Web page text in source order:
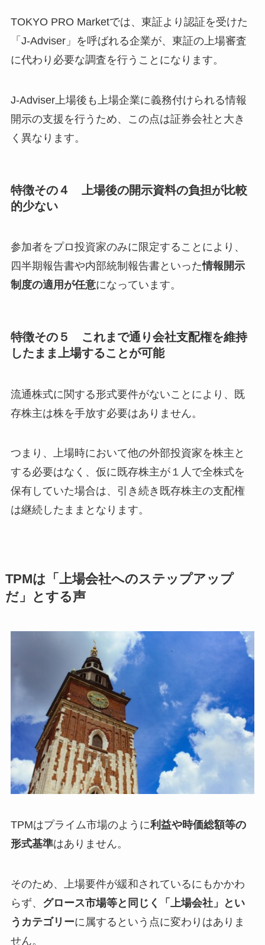
TOKYO PRO Marketでは、東証より認証を受けた
「J-Adviser」を呼ばれる企業が、東証の上場審査
に代わり必要な調査を行うことになります。
J-Adviser上場後も上場企業に義務付けられる情報
開示の支援を行うため、この点は証券会社と大き
く異なります。
特徴その４ 上場後の開示資料の負担が比較
的少ない
参加者をプロ投資家のみに限定することにより、
四半期報告書や内部統制報告書といった情報開示
制度の適用が任意になっています。
特徴その５ これまで通り会社支配権を維持
したまま上場することが可能
流通株式に関する形式要件がないことにより、既
存株主は株を手放す必要はありません。
つまり、上場時において他の外部投資家を株主と
する必要はなく、仮に既存株主が１人で全株式を
保有していた場合は、引き続き既存株主の支配権
は継続したままとなります。
TPMは「上場会社へのステップアップ
だ」とする声
TPMはプライム市場のように利益や時価総額等の
形式基準はありません。
そのため、上場要件が緩和されているにもかかわ
らず、 グロース市場等と同じく「上場会社」とい
うカテゴリーに属するという点に変わりはありま
せん。